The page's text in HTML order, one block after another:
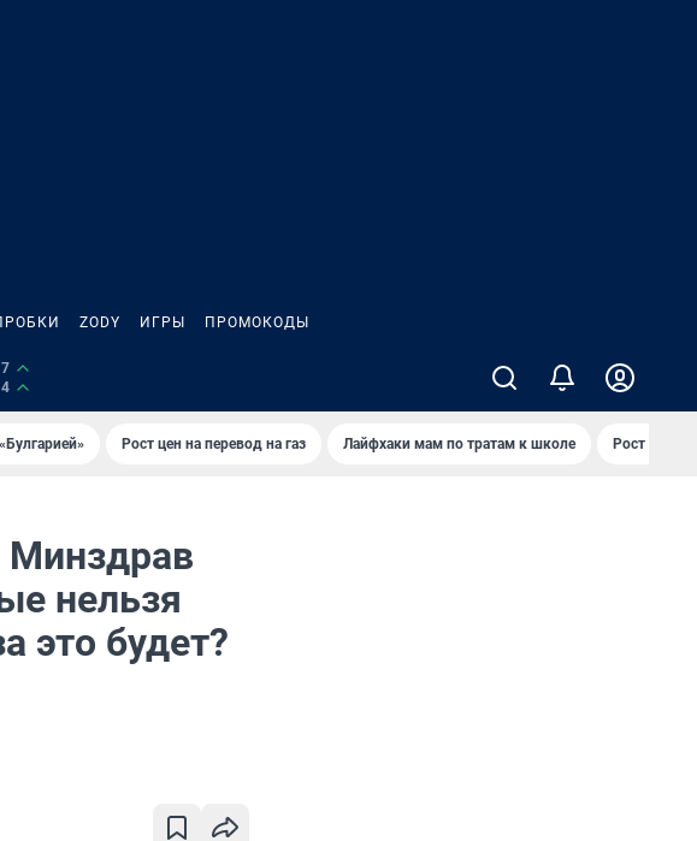
ZODY ИГРЫ ПРОМОКОДЫ
Рост цен на перевод на газ Лайфхаки мам по тратам к школе Рост цен на
Минздрав
нельзя
это будет?